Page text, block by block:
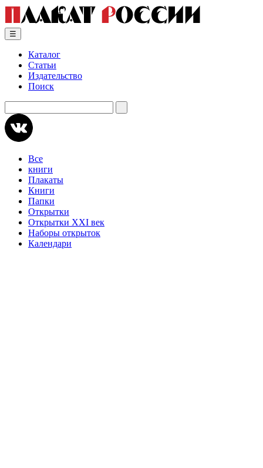
Skip
content
☰
Каталог
Статьи
Издательство
Поиск
Все
книги
Плакаты
Книги
Папки
Открытки
Открытки XXI век
Наборы открыток
Календари